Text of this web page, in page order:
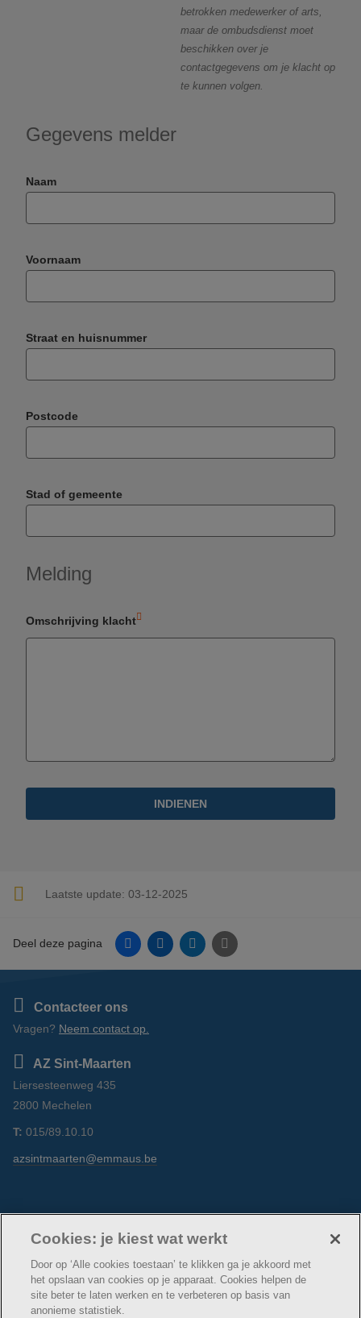
betrokken medewerker of arts,
maar de ombudsdienst moet
beschikken over je
contactgegevens om je klacht op
te kunnen volgen.
Gegevens melder
Naam
Voornaam
Straat en huisnummer
Postcode
Stad of gemeente
Melding
Omschrijving klacht
INDIENEN
Laatste update: 03-12-2025
Deel deze pagina FacebookLinkedinTwitter E-mail
Contacteer ons
Vragen? Neem contact op.
AZ Sint-Maarten
Liersesteenweg 435
2800 Mechelen
T: 015/89.10.10
azsintmaarten@emmaus.be
© AZ Sint-Maarten
Cookies: je kiest wat werkt
Door op ‘Alle cookies toestaan’ te klikken ga je akkoord met
het opslaan van cookies op je apparaat. Cookies helpen de
site beter te laten werken en te verbeteren op basis van
anonieme statistiek.